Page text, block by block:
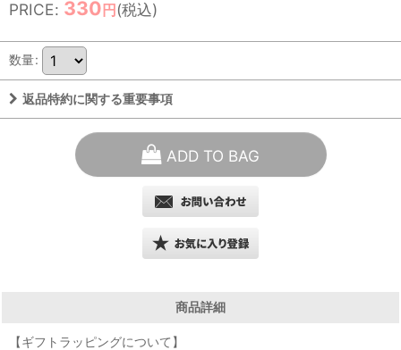
PRICE: 330 円 (税込)
数量:
返品特約に関する重要事項
ADD TO BAG
商品詳細
【ギフトラッピングについて】